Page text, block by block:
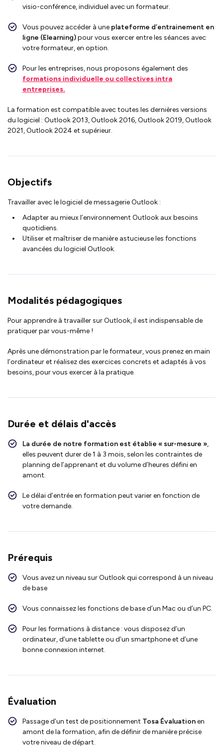
visio-conférence, individuel avec un formateur.
Vous pouvez accéder à une plateforme d’entrainement en
ligne (Elearning)pour vous exercer entre les séances avec
votre formateur, en option.
Pour les entreprises, nous proposons également des
formations individuelle ou collectives intra
entreprises.
La formation est compatible avec toutes les dernières versions
du logiciel : Outlook 2013, Outlook 2016, Outlook 2019, Outlook
2021, Outlook 2024 et supérieur.
Objectifs
Travailler avec le logiciel de messagerie Outlook :
Adapter au mieux l’environnement Outlook aux besoins
quotidiens.
Utiliser et maîtriser de manière astucieuse les fonctions
avancées du logiciel Outlook.
Modalités pédagogiques
Pour apprendre à travailler sur Outlook, il est indispensable de
pratiquer par vous-même !
Après une démonstration par le formateur, vous prenez en main
l’ordinateur et réalisez des exercices concrets et adaptés à vos
besoins, pour vous exercer à la pratique.
Durée et délais d'accès
La durée de notre formation est établie « sur-mesure »,
elles peuvent durer de 1 à 3 mois, selon les contraintes de
planning de l’apprenant et du volume d’heures défini en
amont.
Le délai d’entrée en formation peut varier en fonction de
votre demande.
Prérequis
Vous avez un niveau sur Outlook qui correspond à un niveau
de base
Vous connaissez les fonctions de base d’un Mac ou d’un PC.
Pour les formations à distance : vous disposez d’un
ordinateur, d’une tablette ou d’un smartphone et d’une
bonne connexion internet.
Évaluation
Passage d’un test de positionnement Tosa Évaluationen
amont de la formation, afin de définir de manière précise
votre niveau de départ.